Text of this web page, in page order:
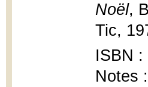
Noël,
Tic,
ISBN :
Notes